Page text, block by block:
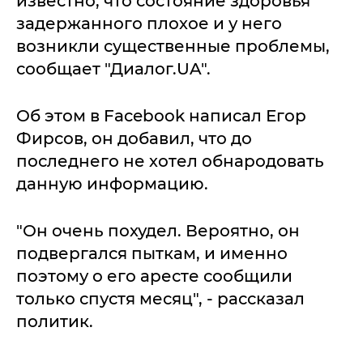
задержанного плохое и у него
возникли существенные проблемы,
сообщает "Диалог.UA".
Об этом в Facebook написал Егор
Фирсов, он добавил, что до
последнего не хотел обнародовать
данную информацию.
"Он очень похудел. Вероятно, он
подвергался пыткам, и именно
поэтому о его аресте сообщили
только спустя месяц", - рассказал
политик.